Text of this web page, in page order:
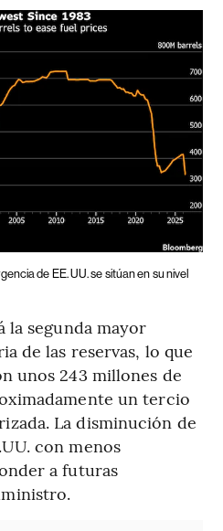
de EE. UU. se sitúan en su nivel
la segunda mayor
de las reservas, lo que
unos 243 millones de
un tercio
La disminución de
con menos
a futuras